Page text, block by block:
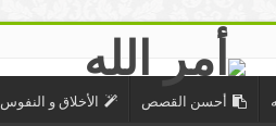
أحسن القصص الأخلاق و النفوس